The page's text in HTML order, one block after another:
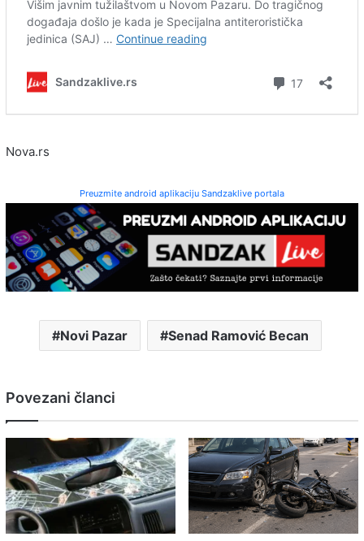
Nova.rs
Preuzmite android aplikaciju Sandzaklive portala
Novi Pazar Senad Ramović Becan
Povezani članci